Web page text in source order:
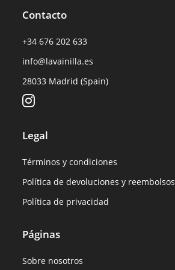
Contacto
+34 676 202 633
info@lavainilla.es
28033 Madrid (Spain)
Legal
Términos y condiciones
Política de devoluciones y reembolsos
Política de privacidad
Páginas
Sobre nosotros